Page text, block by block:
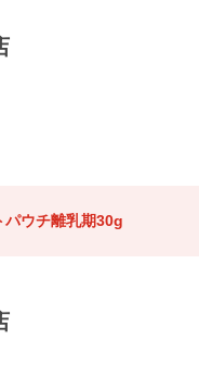
パウチ離乳期30g